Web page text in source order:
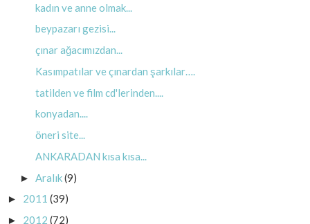
kadın ve anne olmak...
beypazarı gezisi...
çınar ağacımızdan...
Kasımpatılar ve çınardan şarkılar….
tatilden ve film cd'lerinden....
konyadan....
öneri site...
ANKARADAN kısa kısa...
► Aralık(9)
► 2011 (39)
► 2012 (72)